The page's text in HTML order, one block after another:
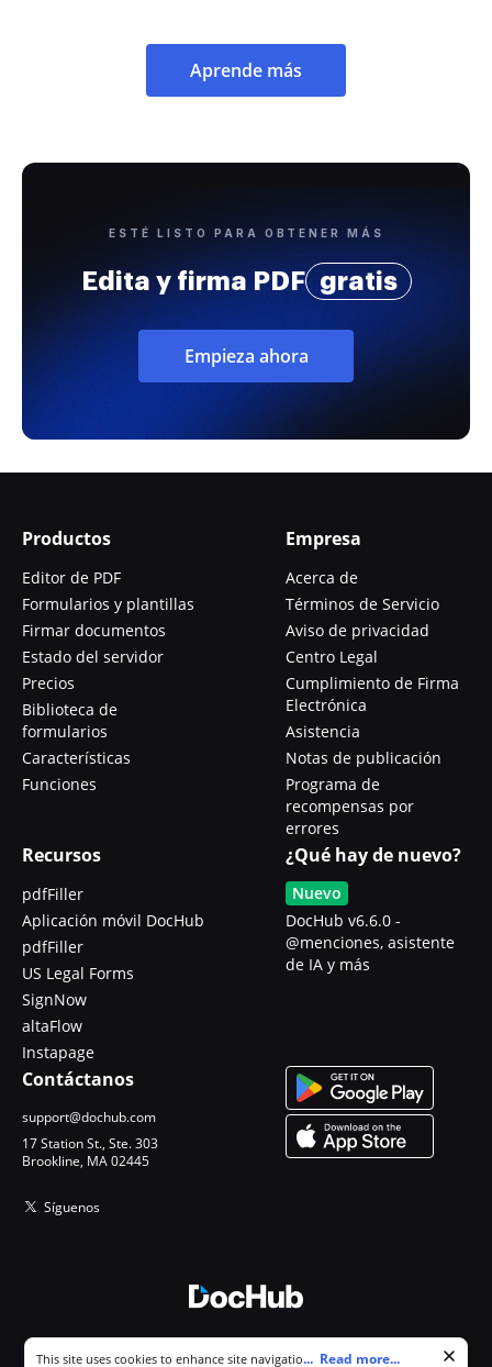
Aprende más
ESTÉ LISTO PARA OBTENER MÁS
Edita y firma PDF gratis
Empieza ahora
Productos
Editor de PDF
Formularios y plantillas
Firmar documentos
Estado del servidor
Precios
Biblioteca de
formularios
Características
Funciones
Empresa
Acerca de
Términos de Servicio
Aviso de privacidad
Centro Legal
Cumplimiento de Firma
Electrónica
Asistencia
Notas de publicación
Programa de
recompensas por
errores
Recursos
pdfFiller
Aplicación móvil DocHub
pdfFiller
US Legal Forms
SignNow
altaFlow
Instapage
¿Qué hay de nuevo?
Nuevo
DocHub v6.6.0 -
@menciones, asistente
de IA y más
Contáctanos
support@dochub.com
17 Station St., Ste. 303
Brookline, MA 02445
Síguenos
Cookie consent notice
This site uses cookies to enhance site navigation and personalize
... Read more...